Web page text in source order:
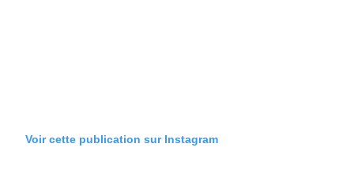
Voir cette publication sur Instagram